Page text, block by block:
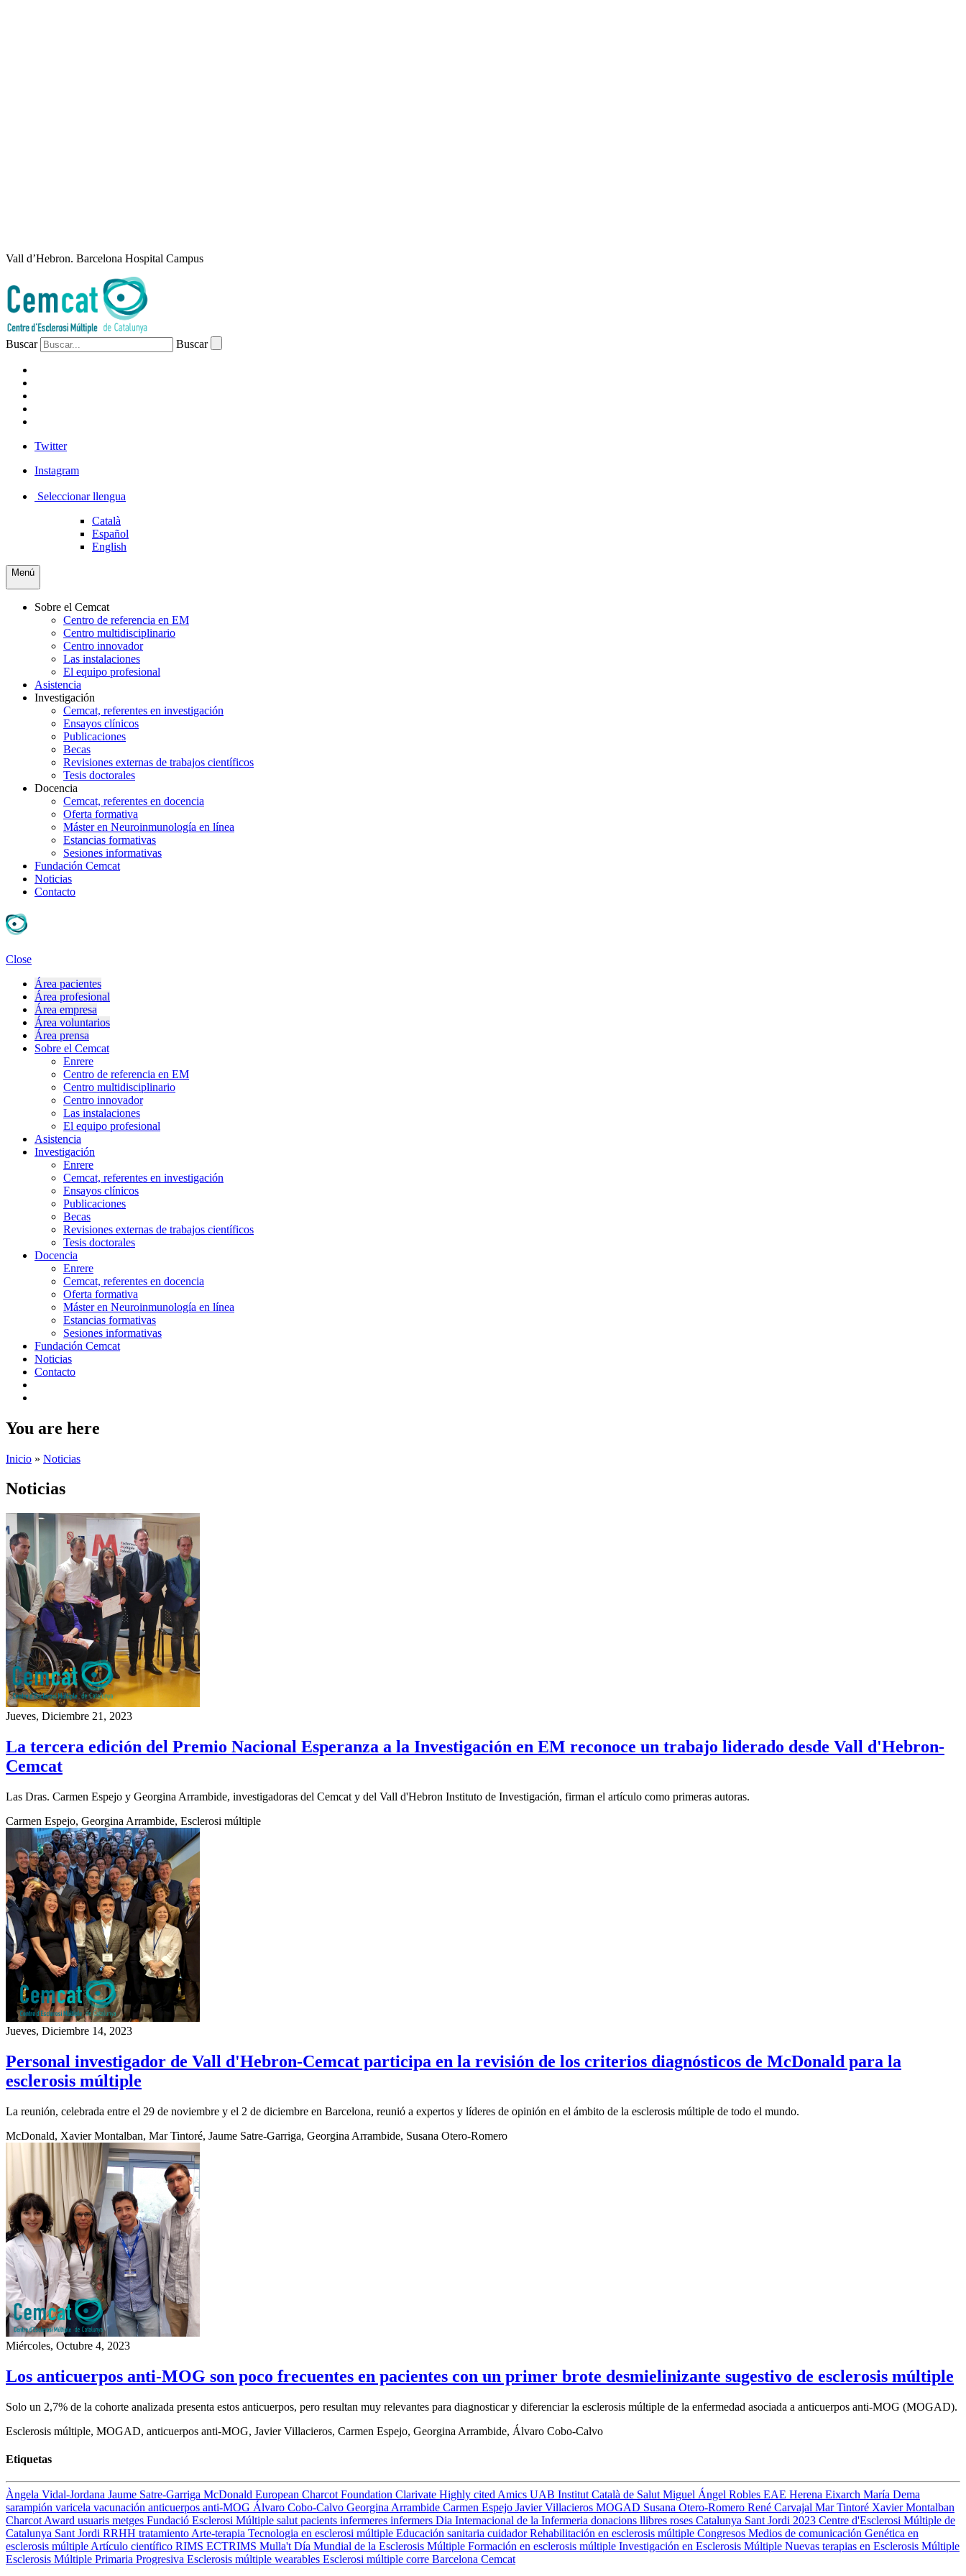
Vall d’Hebron. Barcelona Hospital Campus
Buscar Buscar
Twitter
Instagram
Seleccionar llengua
Català
Español
English
Menú
Sobre el Cemcat
Centro de referencia en EM
Centro multidisciplinario
Centro innovador
Las instalaciones
El equipo profesional
Asistencia
Investigación
Cemcat, referentes en investigación
Ensayos clínicos
Publicaciones
Becas
Revisiones externas de trabajos científicos
Tesis doctorales
Docencia
Cemcat, referentes en docencia
Oferta formativa
Máster en Neuroinmunología en línea
Estancias formativas
Sesiones informativas
Fundación Cemcat
Noticias
Contacto
Close
Área pacientes
Área profesional
Área empresa
Área voluntarios
Área prensa
Sobre el Cemcat
Enrere
Centro de referencia en EM
Centro multidisciplinario
Centro innovador
Las instalaciones
El equipo profesional
Asistencia
Investigación
Enrere
Cemcat, referentes en investigación
Ensayos clínicos
Publicaciones
Becas
Revisiones externas de trabajos científicos
Tesis doctorales
Docencia
Enrere
Cemcat, referentes en docencia
Oferta formativa
Máster en Neuroinmunología en línea
Estancias formativas
Sesiones informativas
Fundación Cemcat
Noticias
Contacto
You are here
Inicio » Noticias
Noticias
Jueves, Diciembre 21, 2023
La tercera edición del Premio Nacional Esperanza a la Investigación en EM reconoce un trabajo liderado desde Vall d'Hebron-
Cemcat
Las Dras. Carmen Espejo y Georgina Arrambide, investigadoras del Cemcat y del Vall d'Hebron Instituto de Investigación, firman el artículo como primeras autoras.
Carmen Espejo, Georgina Arrambide, Esclerosi múltiple
Jueves, Diciembre 14, 2023
Personal investigador de Vall d'Hebron-Cemcat participa en la revisión de los criterios diagnósticos de McDonald para la
esclerosis múltiple
La reunión, celebrada entre el 29 de noviembre y el 2 de diciembre en Barcelona, ​​reunió a expertos y líderes de opinión en el ámbito de la esclerosis múltiple de todo el mundo.
McDonald, Xavier Montalban, Mar Tintoré, Jaume Satre-Garriga, Georgina Arrambide, Susana Otero-Romero
Miércoles, Octubre 4, 2023
Los anticuerpos anti-MOG son poco frecuentes en pacientes con un primer brote desmielinizante sugestivo de esclerosis múltiple
Solo un 2,7% de la cohorte analizada presenta estos anticuerpos, pero resultan muy relevantes para diagnosticar y diferenciar la esclerosis múltiple de la enfermedad asociada a anticuerpos anti-MOG (MOGAD).
Esclerosis múltiple, MOGAD, anticuerpos anti-MOG, Javier Villacieros, Carmen Espejo, Georgina Arrambide, Álvaro Cobo-Calvo
Etiquetas
Àngela Vidal-Jordana Jaume Satre-Garriga McDonald European Charcot Foundation Clarivate Highly cited Amics UAB Institut Català de Salut Miguel Ángel Robles EAE Herena Eixarch María Dema
sarampión varicela vacunación anticuerpos anti-MOG Álvaro Cobo-Calvo Georgina Arrambide Carmen Espejo Javier Villacieros MOGAD Susana Otero-Romero René Carvajal Mar Tintoré Xavier Montalban
Charcot Award usuaris metges Fundació Esclerosi Múltiple salut pacients infermeres infermers Dia Internacional de la Infermeria donacions llibres roses Catalunya Sant Jordi 2023 Centre d'Esclerosi Múltiple de
Catalunya Sant Jordi RRHH tratamiento Arte-terapia Tecnologia en esclerosi múltiple Educación sanitaria cuidadorRehabilitación en esclerosis múltiple Congresos Medios de comunicación Genética en
esclerosis múltiple Artículo científico RIMS ECTRIMS Mulla't Día Mundial de la Esclerosis Múltiple Formación en esclerosis múltiple Investigación en Esclerosis Múltiple Nuevas terapias en Esclerosis Múltiple
Esclerosis Múltiple Primaria Progresiva Esclerosis múltiple wearables Esclerosi múltiple corre Barcelona Cemcat